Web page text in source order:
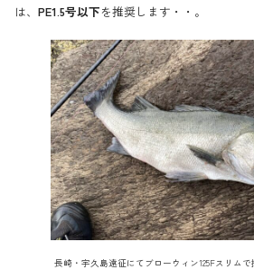
は、 PE1.5号以下を推奨します・・。
長崎・宇久島遠征にてブローウィン125Fスリムで